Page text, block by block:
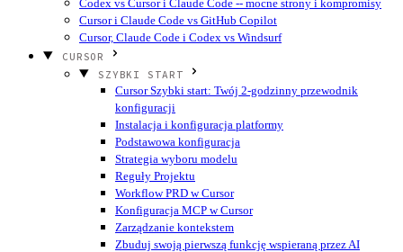
Codex vs Cursor i Claude Code -- mocne strony i kompromisy
Cursor i Claude Code vs GitHub Copilot
Cursor, Claude Code i Codex vs Windsurf
CURSOR
SZYBKI START
Cursor Szybki start: Twój 2-godzinny przewodnik
konfiguracji
Instalacja i konfiguracja platformy
Podstawowa konfiguracja
Strategia wyboru modelu
Reguły Projektu
Workflow PRD w Cursor
Konfiguracja MCP w Cursor
Zarządzanie kontekstem
Zbuduj swoją pierwszą funkcję wspieraną przez AI